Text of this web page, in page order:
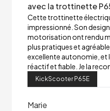
avec la trottinette
Cette trottinette
impressionné. Son
motorisation ont rendu
plus pratiques et
excellente autonomie, et
réactif et fiable. Je la
KickScooter P65E
Marie